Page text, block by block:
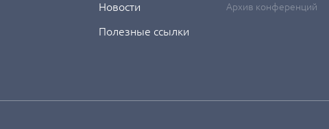
Новости
Полезные ссылки
Архив конференций